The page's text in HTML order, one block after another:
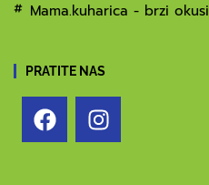
Mama.kuharica - brzi okusi
PRATITE NAS